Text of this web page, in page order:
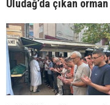
Uludağ’da çıkan